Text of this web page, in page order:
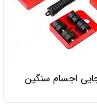
اجسام سنگین